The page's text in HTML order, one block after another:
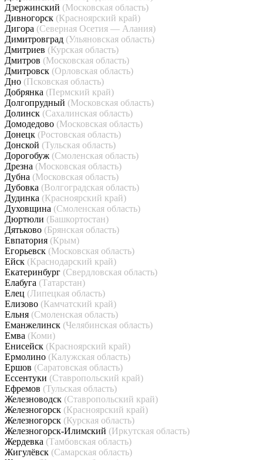
Дзержинский (Московская область)
Дивногорск (Красноярский край)
Дигора (Северная Осетия — Алания)
Димитровград (Ульяновская область)
Дмитриев (Курская область)
Дмитров (Московская область)
Дмитровск (Орловская область)
Дно (Псковская область)
Добрянка (Пермский край)
Долгопрудный (Московская область)
Долинск (Сахалинская область)
Домодедово (Московская область)
Донецк (Ростовская область)
Донской (Тульская область)
Дорогобуж (Смоленская область)
Дрезна (Московская область)
Дубна (Московская область)
Дубовка (Волгоградская область)
Дудинка (Красноярский край)
Духовщина (Смоленская область)
Дюртюли (Башкортостан)
Дятьково (Брянская область)
Евпатория (Крым)
Егорьевск (Московская область)
Ейск (Краснодарский край)
Екатеринбург (Свердловская область)
Елабуга (Татарстан)
Елец (Липецкая область)
Елизово (Камчатский край)
Ельня (Смоленская область)
Еманжелинск (Челябинская область)
Емва (Коми)
Енисейск (Красноярский край)
Ермолино (Калужская область)
Ершов (Саратовская область)
Ессентуки (Ставропольский край)
Ефремов (Тульская область)
Железноводск (Ставропольский край)
Железногорск (Красноярский край)
Железногорск (Курская область)
Железногорск-Илимский (Иркутская область)
Жердевка (Тамбовская область)
Жигулёвск (Самарская область)